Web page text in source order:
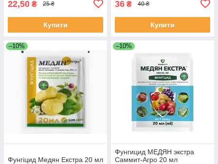
22,50 ₴ 25 ₴
Купити
36 ₴ 40 ₴
Купити
–10%
Фунгіцид Медян Екстра 20 мл
–10%
Фунгицид МЕДЯН экстра
Саммит-Агро 20 мл